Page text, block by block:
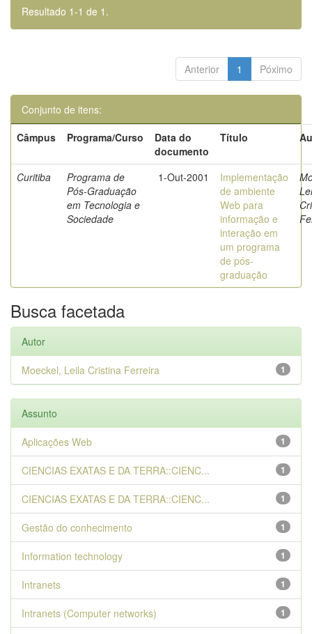
Resultado 1-1 de 1.
Anterior 1 Póximo
Conjunto de itens:
Câmpus
Programa/Curso
Data do
documento
Título
Curitiba
Programa de
Pós-Graduação
em Tecnologia e
Sociedade
1-Out-2001
Implementação
de ambiente
Web para
informação e
interação em
um programa
de pós-
graduação
Busca facetada
Autor
1
Moeckel, Leila Cristina Ferreira
Assunto
1
Aplicações Web
1
CIENCIAS EXATAS E DA TERRA::CIENC...
1
CIENCIAS EXATAS E DA TERRA::CIENC...
1
Gestão do conhecimento
1
Information technology
1
Intranets
1
Intranets (Computer networks)